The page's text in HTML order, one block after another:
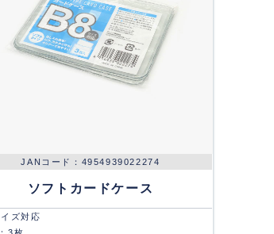
4954939022274
ソフトカードケース
ズ対応